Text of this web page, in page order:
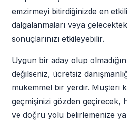
emzirmeyi bitirdiğinizde en
dalgalanmaları veya
sonuçlarınızı etkileyebilir.
Uygun bir aday olup
değilseniz, ücretsiz
mükemmel bir yerdir. Müşteri
geçmişinizi gözden geçirecek,
ve doğru yolu belirlemenize